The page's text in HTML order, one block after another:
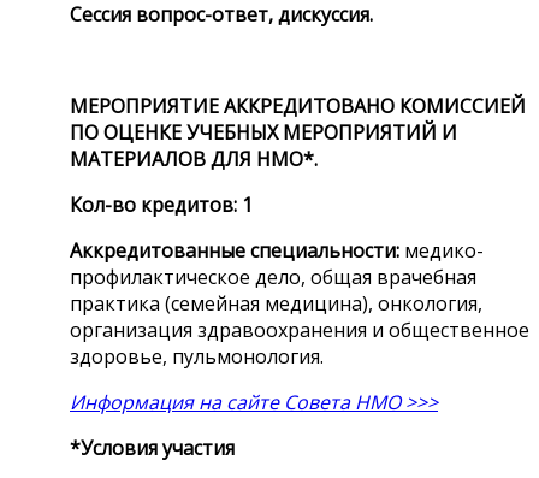
Сессия вопрос-ответ, дискуссия.
МЕРОПРИЯТИЕ АККРЕДИТОВАНО КОМИССИЕЙ
ПО ОЦЕНКЕ УЧЕБНЫХ МЕРОПРИЯТИЙ И
МАТЕРИАЛОВ ДЛЯ НМО*.
Кол-во кредитов: 1
Аккредитованные специальности: медико-
профилактическое дело, общая врачебная
практика (семейная медицина), онкология,
организация здравоохранения и общественное
здоровье, пульмонология.
Информация на сайте Совета НМО >>>
*Условия участия